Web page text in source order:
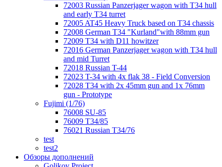
72003 Russian Panzerjager wagon with T34 hull
and early T34 turret
72005 AT45 Heavy Truck based on T34 chassis
72008 German T34 "Kurland"with 88mm gun
72009 T34 with D11 howitzer
72016 German Panzerjager wagon with T34 hull
and mid Turret
72018 Russian T-44
72023 T-34 with 4x flak 38 - Field Conversion
72028 T34 with 2x 45mm gun and 1x 76mm
gun - Prototype
Fujimi (1/76)
76008 SU-85
76009 T34/85
76021 Russian T34/76
test
test2
Обзоры дополнений